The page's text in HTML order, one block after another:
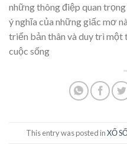
những thông điệp quan
ý nghĩa của những giấc mơ
triển bản thân và duy trì một
cuộc sống
This entry was posted inXỔ